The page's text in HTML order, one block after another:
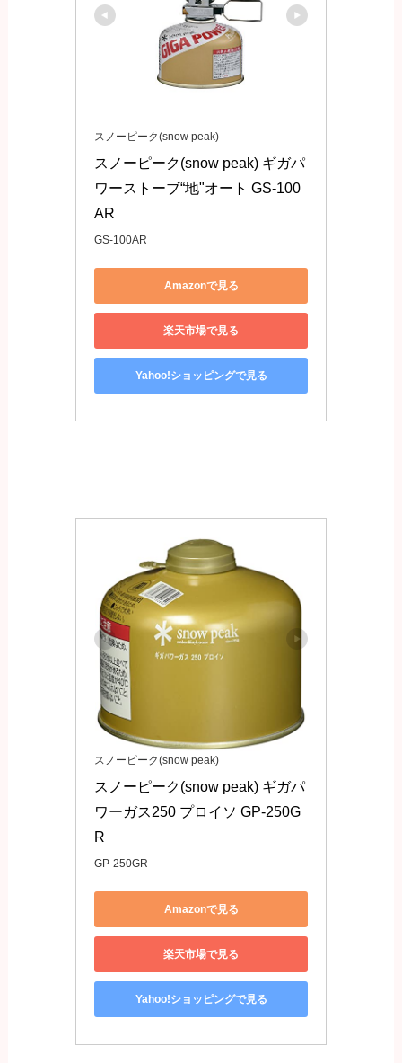
スノーピーク(snow peak)
スノーピーク(snow peak) ギガパ
ワーストーブ“地"オート GS-100
AR
GS-100AR
Amazonで見る
楽天市場で見る
Yahoo!ショッピングで見る
スノーピーク(snow peak)
スノーピーク(snow peak) ギガパ
ワーガス250 プロイソ GP-250G
R
GP-250GR
Amazonで見る
楽天市場で見る
Yahoo!ショッピングで見る